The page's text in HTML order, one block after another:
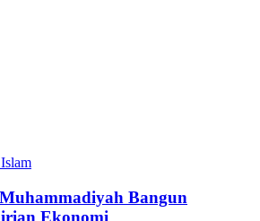
Bangun
Ekonomi